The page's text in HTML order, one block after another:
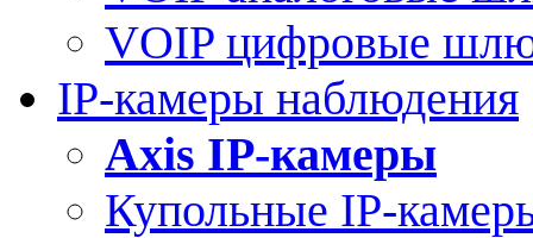
VOIP цифровые
IP-камеры наблюдения
Axis IP-камеры
Купольные IP-